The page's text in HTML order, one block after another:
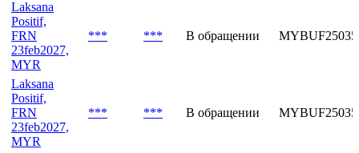
Laksana
Positif,
FRN
23feb2027,
MYR
*** *** В обращении
Laksana
Positif,
FRN
23feb2027,
MYR
*** *** В обращении